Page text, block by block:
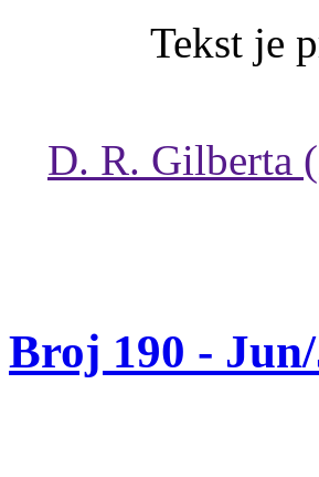
Tekst je
D. R. Gilberta
Broj 190 -